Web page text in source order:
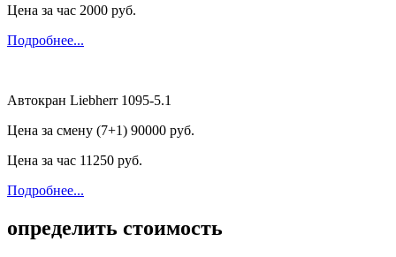
Цена за час 2000 руб.
Подробнее...
Автокран Liebherr 1095-5.1
Цена за смену (7+1) 90000 руб.
Цена за час 11250 руб.
Подробнее...
определить стоимость